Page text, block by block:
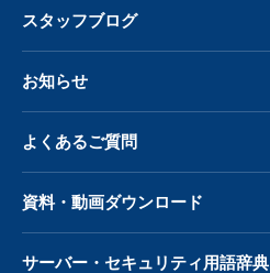
スタッフブログ
お知らせ
よくあるご質問
資料・動画ダウンロード
サーバー・ セキュリティ用語辞典